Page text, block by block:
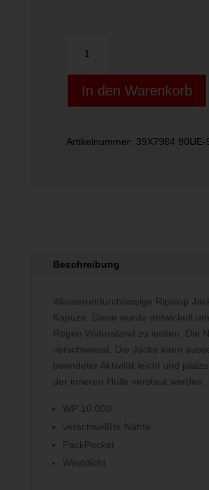
RAIN
FIX
HOOD
JACKET
In den Warenkorb
Artikelnummer: 39X7984 90UE-
Beschreibung
Wasserundurchlässige Ripstop
Kapuze. Diese wurde entwickelt
Regen Widerstand zu leisten. Die
verschweisst. Die Jacke kann
beendeter Aktivität leicht und
der inneren Hülle verstaut werden.
WP 10.000
verschweißte Nähte
PackPocket
Winddicht